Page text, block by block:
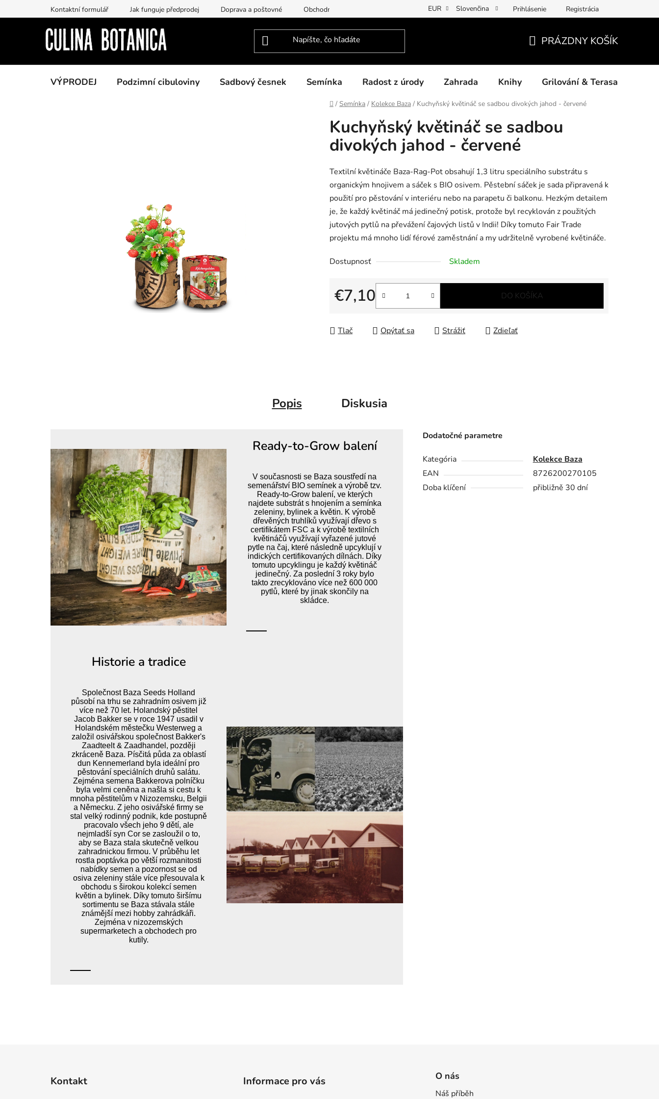
na
Kontaktní formulář Jak funguje předprodej Doprava a poštovné Obchodní podmínky Podmínky ochrany osobních údajů Povinné informace a odkazy ÚKZÚZ
EUR Slovenčina Prihlásenie Registrácia
KOŠÍK
PRÁZDNY KOŠÍK
VÝPRODEJ Podzimní cibuloviny Sadbový česnek Semínka Radost z úrody Zahrada Knihy Grilování & Terasa
Domov
/ Semínka / Kolekce Baza / Kuchyňský květináč se sadbou divokých jahod - červené
Kuchyňský květináč se sadbou
divokých jahod - červené
Textilní květináče Baza-Rag-Pot obsahují 1,3 litru speciálního substrátu s
organickým hnojivem a sáček s BIO osivem. Pěstební sáček je sada připravená k
použití pro pěstování v interiéru nebo na parapetu či balkonu. Hezkým detailem
je, že každý květináč má jedinečný potisk, protože byl recyklován z použitých
jutových pytlů na převážení čajových listů v Indii! Díky tomuto Fair Trade
projektu má mnoho lidí férové zaměstnání a my udržitelně vyrobené květináče.
Dostupnosť Skladem
€7,10
Jednotková cena:
DO KOŠÍKA
Tlač Opýtať sa Strážiť Zdieľať
Popis Diskusia
Ready-to-Grow balení
V současnosti se Baza soustředí na
semenářství BIO semínek a výrobě tzv.
Ready-to-Grow balení, ve kterých
najdete substrát s hnojením a semínka
zeleniny, bylinek a květin. K výrobě
dřevěných truhlíků využívají dřevo s
certifikátem FSC a k výrobě textilních
květináčů využívají vyřazené jutové
pytle na čaj, které následně upcyklují v
indických certifikovaných dílnách. Díky
tomuto upcyklingu je každý květináč
jedinečný. Za poslední 3 roky bylo
takto zrecyklováno více než 600 000
pytlů, které by jinak skončily na
skládce.
Historie a tradice
Společnost Baza Seeds Holland
působí na trhu se zahradním osivem již
více než 70 let. Holandský pěstitel
Jacob Bakker se v roce 1947 usadil v
Holandském městečku Westerweg a
založil osivářskou společnost Bakker's
Zaadteelt & Zaadhandel, později
zkráceně Baza. Písčitá půda za oblastí
dun Kennemerland byla ideální pro
pěstování speciálních druhů salátu.
Zejména semena Bakkerova polníčku
byla velmi ceněna a našla si cestu k
mnoha pěstitelům v Nizozemsku, Belgii
a Německu. Z jeho osivářské firmy se
stal velký rodinný podnik, kde postupně
pracovalo všech jeho 9 dětí, ale
nejmladší syn Cor se zasloužil o to,
aby se Baza stala skutečně velkou
zahradnickou firmou. V průběhu let
rostla poptávka po větší rozmanitosti
nabídky semen a pozornost se od
osiva zeleniny stále více přesouvala k
obchodu s širokou kolekcí semen
květin a bylinek. Díky tomuto širšímu
sortimentu se Baza stávala stále
známější mezi hobby zahrádkáři.
Zejména v nizozemských
supermarketech a obchodech pro
kutily.
Dodatočné parametre
Kategória
Kolekce Baza
EAN
8726200270105
Doba klíčení
přibližně 30 dní
Kontakt Informace pro vás O nás
Náš příběh